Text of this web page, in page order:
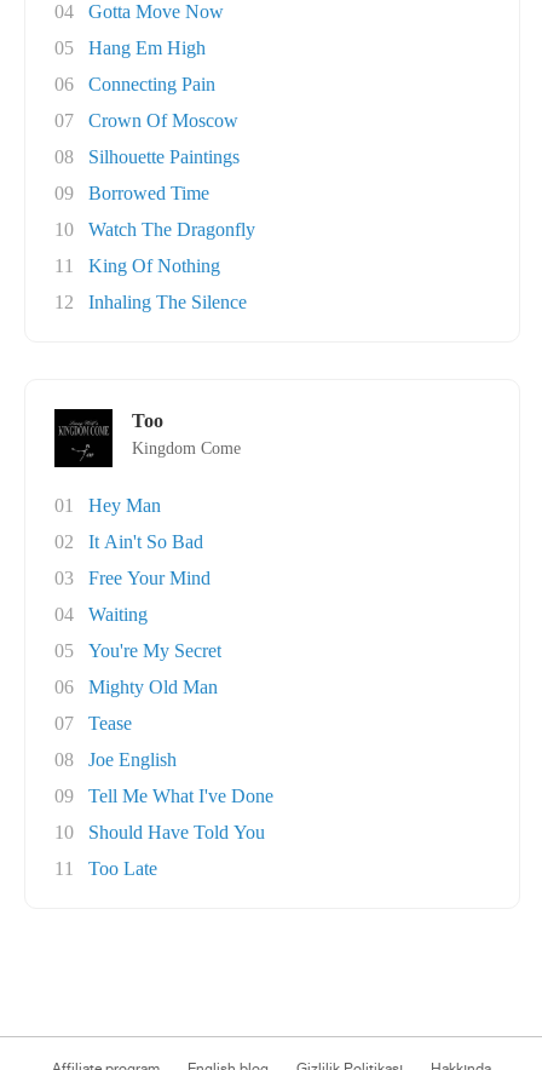
04
Gotta Move Now
05
Hang Em High
06
Connecting Pain
07
Crown Of Moscow
08
Silhouette Paintings
09
Borrowed Time
10
Watch The Dragonfly
11
King Of Nothing
12
Inhaling The Silence
Too
Kingdom Come
01
Hey Man
02
It Ain't So Bad
03
Free Your Mind
04
Waiting
05
You're My Secret
06
Mighty Old Man
07
Tease
08
Joe English
09
Tell Me What I've Done
10
Should Have Told You
11
Too Late